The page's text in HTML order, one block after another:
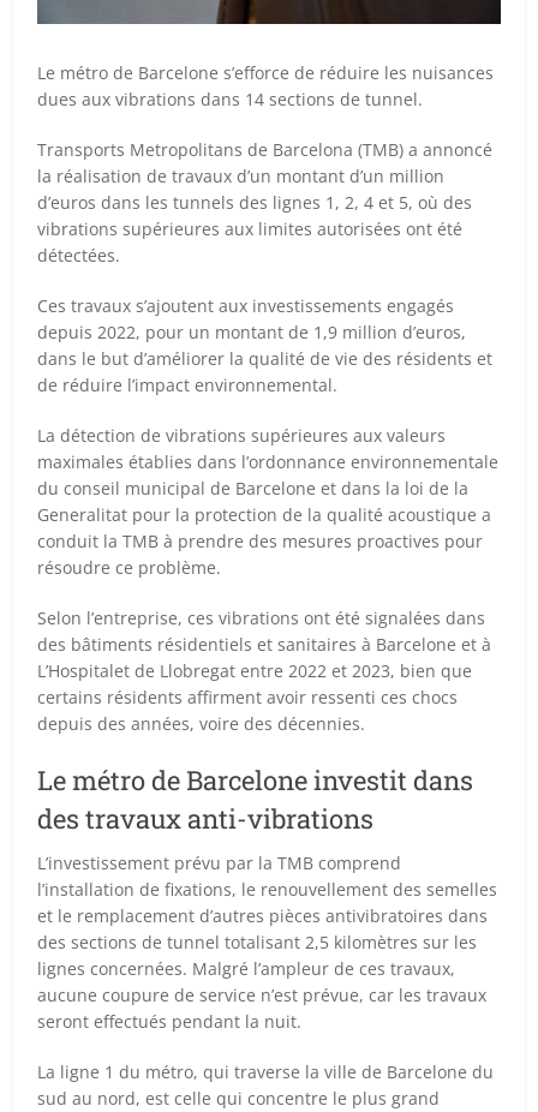
Le métro de Barcelone s’efforce de réduire les nuisances
dues aux vibrations dans 14 sections de tunnel.
Transports Metropolitans de Barcelona (TMB) a annoncé
la réalisation de travaux d’un montant d’un million
d’euros dans les tunnels des lignes 1, 2, 4 et 5, où des
vibrations supérieures aux limites autorisées ont été
détectées.
Ces travaux s’ajoutent aux investissements engagés
depuis 2022, pour un montant de 1,9 million d’euros,
dans le but d’améliorer la qualité de vie des résidents et
de réduire l’impact environnemental.
La détection de vibrations supérieures aux valeurs
maximales établies dans l’ordonnance environnementale
du conseil municipal de Barcelone et dans la loi de la
Generalitat pour la protection de la qualité acoustique a
conduit la TMB à prendre des mesures proactives pour
résoudre ce problème.
Selon l’entreprise, ces vibrations ont été signalées dans
des bâtiments résidentiels et sanitaires à Barcelone et à
L’Hospitalet de Llobregat entre 2022 et 2023, bien que
certains résidents affirment avoir ressenti ces chocs
depuis des années, voire des décennies.
Le métro de Barcelone investit dans
des travaux anti-vibrations
L’investissement prévu par la TMB comprend
l’installation de fixations, le renouvellement des semelles
et le remplacement d’autres pièces antivibratoires dans
des sections de tunnel totalisant 2,5 kilomètres sur les
lignes concernées. Malgré l’ampleur de ces travaux,
aucune coupure de service n’est prévue, car les travaux
seront effectués pendant la nuit.
La ligne 1 du métro, qui traverse la ville de Barcelone du
sud au nord, est celle qui concentre le plus grand